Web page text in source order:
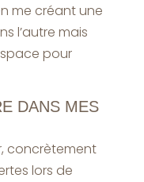
me créant une
l’autre mais
pour
DANS MES
concrètement
lors de